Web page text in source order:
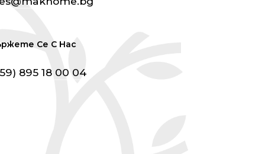
Се С Нас
895 18 00 04